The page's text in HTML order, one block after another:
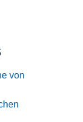
von